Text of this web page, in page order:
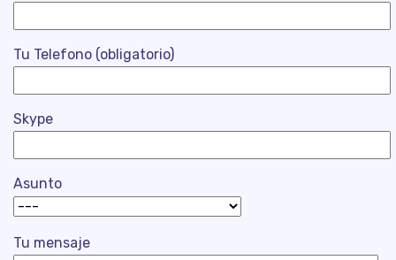
Tu Telefono (obligatorio)
Skype
Asunto
Tu mensaje